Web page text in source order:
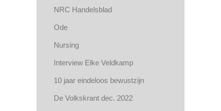
NRC Handelsblad
Ode
Nursing
Interview Elke Veldkamp
10 jaar eindeloos bewustzijn
De Volkskrant dec. 2022